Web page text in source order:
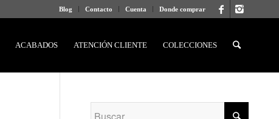
Blog Contacto Cuenta Donde comprar
ACABADOS ATENCIÓN CLIENTE COLECCIONES